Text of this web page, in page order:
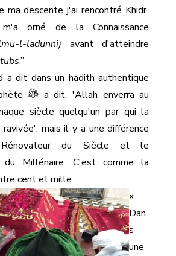
ma descente j'ai rencontré Khidr
orné de la Connaissance
l-ladunni) avant d'atteindre
.”
a dit dans un hadith authentique
a dit, 'Allah enverra au
siècle quelqu'un par qui la
mais il y a une différence
du Siècle et le
du Millénaire. C'est comme la
cent et mille.
«
Dan
s
une